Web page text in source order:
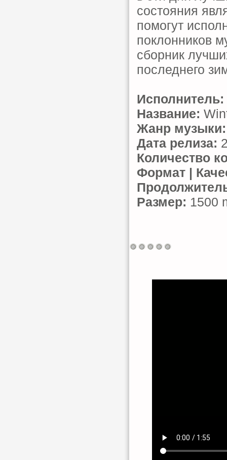
состояния
помогут
поклонников
сборник
последнего
Исполнитель:
Название:
Жанр музыки:
Дата релиза:
Количество
Формат |
Размер: 1500